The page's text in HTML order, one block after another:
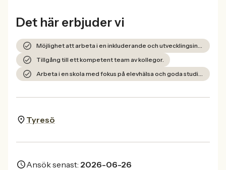
Det här erbjuder vi
Möjlighet att arbeta i en inkluderande och utvecklingsinriktad miljö.
Tillgång till ett kompetent team av kollegor.
Arbeta i en skola med fokus på elevhälsa och goda studieresultat.
Tyresö
Ansök senast: 2026-06-26